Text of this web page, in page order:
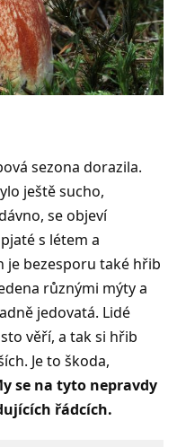
sezona dorazila.
ještě sucho,
se objeví
s létem a
je bezesporu také hřib
různými mýty a
jedovatá. Lidé
věří, a tak si hřib
Je to škoda,
se na tyto nepravdy
řádcích.